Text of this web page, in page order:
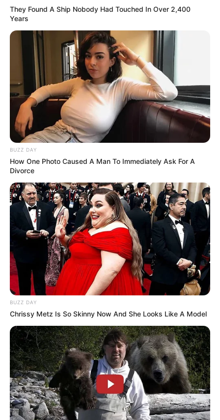
Hier gibt es eine Auswahl derbeliebtesten Museen in
Deutschland.
Weitere Museen, Schauwerkstätten und
Ausstellungen in Brandenburg und Berlin:
Museen in Brandenburg und Berlin
Die interessantesten, spannendsten und meistbesuchten
Museen und Ausstellungen siehe auch unterbeliebteste
They Found A Ship Nobody Had Touched In Over 2,400
Years
BUZZ DAY
How One Photo Caused A Man To Immediately Ask For A
Divorce
BUZZ DAY
Chrissy Metz Is So Skinny Now And She Looks Like A Model